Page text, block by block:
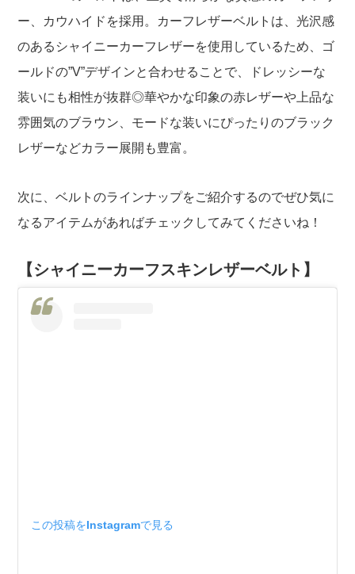
ー、カウハイドを採用。カーフレザーベルトは、光沢感
のあるシャイニーカーフレザーを使用しているため、ゴ
ールドの”V”デザインと合わせることで、ドレッシーな
装いにも相性が抜群◎華やかな印象の赤レザーや上品な
雰囲気のブラウン、モードな装いにぴったりのブラック
レザーなどカラー展開も豊富。
次に、ベルトのラインナップをご紹介するのでぜひ気に
なるアイテムがあればチェックしてみてくださいね！
【シャイニーカーフスキンレザーベルト】
この投稿をInstagramで見る